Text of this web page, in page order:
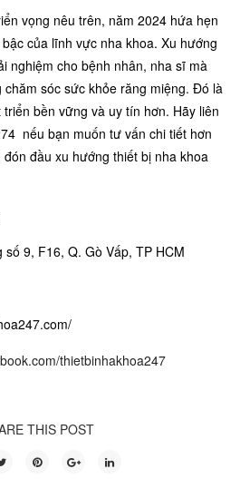
vọng nêu trên, năm 2024 hứa hẹn
của lĩnh vực nha khoa. Xu hướng
nghiệm cho bệnh nhân, nha sĩ mà
sóc sức khỏe răng miệng. Đó là
bền vững và uy tín hơn. Hãy liên
nếu bạn muốn tư vấn chi tiết hơn
đầu xu hướng thiết bị nha khoa
9, F16, Q. Gò Vấp, TP HCM
thietbinhakhoa247
THIS POST